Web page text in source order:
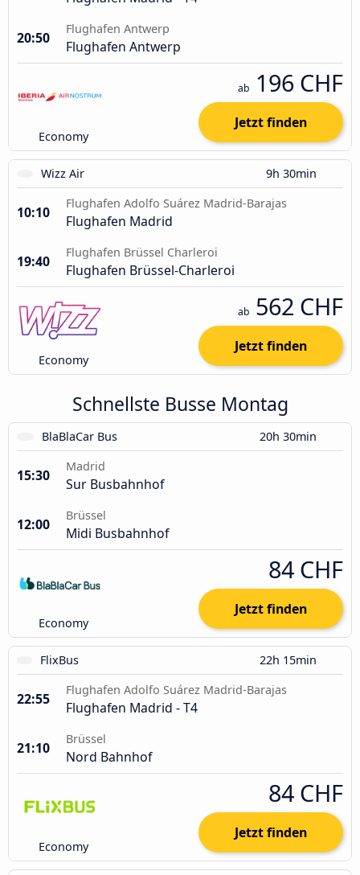
20:50
Flughafen Antwerp
Flughafen Antwerp
Economy
ab 196 CHF
Jetzt finden
Wizz Air 9h 30min
10:10
Flughafen Adolfo Suárez Madrid-Barajas
Flughafen Madrid
19:40
Flughafen Brüssel Charleroi
Flughafen Brüssel-Charleroi
Economy
ab 562 CHF
Jetzt finden
Schnellste Busse Montag
BlaBlaCar Bus 20h 30min
15:30
Madrid
Sur Busbahnhof
12:00
Brüssel
Midi Busbahnhof
Economy
84 CHF
Jetzt finden
FlixBus 22h 15min
22:55
Flughafen Adolfo Suárez Madrid-Barajas
Flughafen Madrid - T4
21:10
Brüssel
Nord Bahnhof
Economy
84 CHF
Jetzt finden